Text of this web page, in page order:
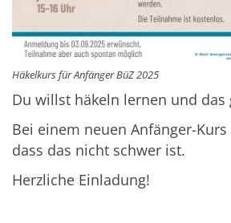
Häkelkurs für Anfänger BüZ 2025
Du willst häkeln lernen und das
Bei einem neuen Anfänger-
dass das nicht schwer ist.
Herzliche Einladung!